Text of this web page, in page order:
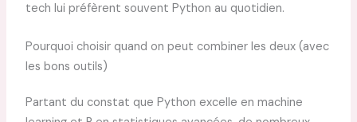
tech lui préfèrent souvent Python au quotidien.
Pourquoi choisir quand on peut combiner les deux (avec
les bons outils)
Partant du constat que Python excelle en machine